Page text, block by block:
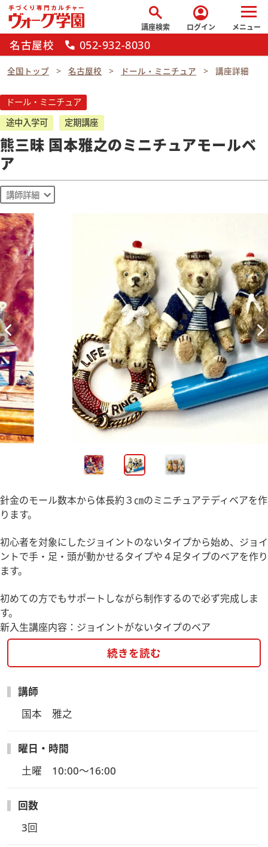
search
講座検索
account_circle
ログイン メニュー
名古屋校 call 052-932-8030
全国トップ 名古屋校 ドール・ミニチュア 講座詳細
ドール・ミニチュア
途中入学可
定期講座
熊三昧 国本雅之のミニチュアモールベ
ア
講師詳細
針金のモール数本から体長約３㎝のミニチュアテディベアを作
ります。
初心者を対象にしたジョイントのないタイプから始め、ジョイ
ントで手・足・頭が動かせるタイプや４足タイプのベアを作り
ます。
初めての方でもサポートしながら制作するので必ず完成しま
す。
新入生講座内容：ジョイントがないタイプのベア
続きを読む
講師
国本　雅之
曜日・時間
土曜　10:00～16:00
回数
3回